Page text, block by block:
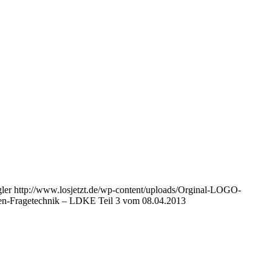
http://www.losjetzt.de/wp-content/uploads/Orginal-LOGO-
Fragetechnik – LDKE Teil 3 vom 08.04.2013